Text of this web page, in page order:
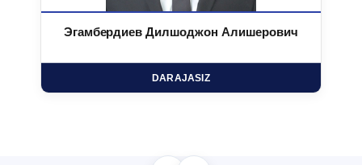
Эгамбердиев Дилшоджон Алишерович
DARAJASIZ